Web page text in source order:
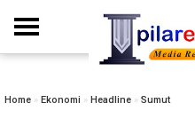
Home » Ekonomi » Headline » Sumut